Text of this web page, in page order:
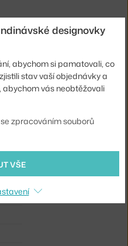
designovky
abychom si pamatovali, co
stav vaší objednávky a
vás neobtěžovali
zpracováním souborů
VŠE